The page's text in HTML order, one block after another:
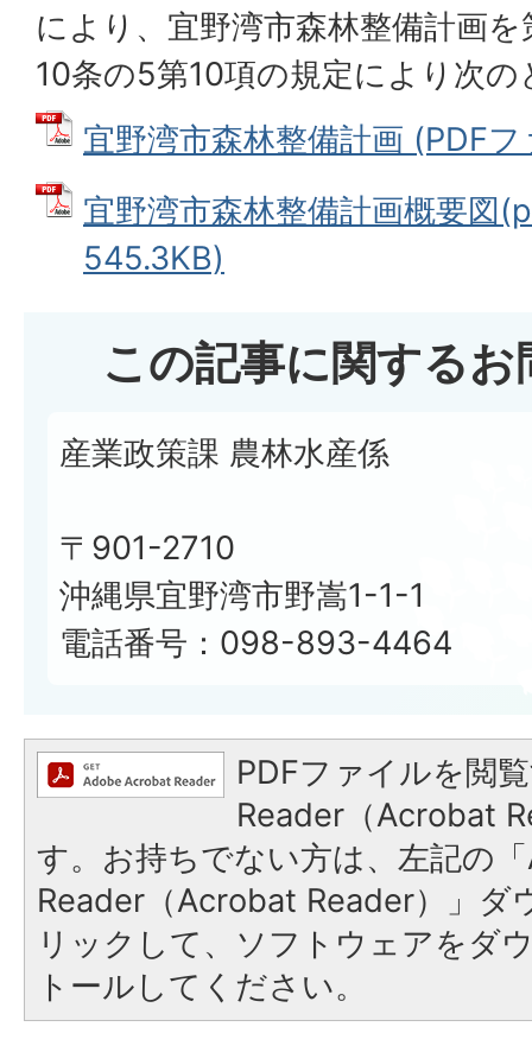
により、宜野湾市森林整備計画
10条の5第10項の規定により次
宜野湾市森林整備計画 (PDF
宜野湾市森林整備計画概要図
545.3KB)
この記事に関する
産業政策課 農林水産係
〒901-2710
沖縄県宜野湾市野嵩1-1-1
電話番号：098-893-4464
PDFファイルを閲
Reader（Acrobat
す。お持ちでない方は、左記の
Reader（Acrobat Reader）」ダ
リックして、ソフトウェアをダ
トールしてください。